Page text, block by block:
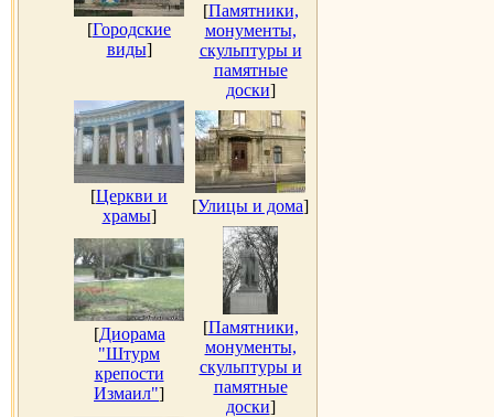
[Городские
виды]
[Памятники,
монументы,
скульптуры и
памятные
доски]
[Церкви и
храмы]
[Улицы и дома]
[Диорама
"Штурм
крепости
Измаил"]
[Памятники,
монументы,
скульптуры и
памятные
доски]